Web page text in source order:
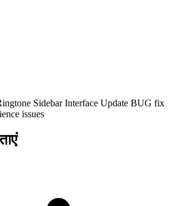
Sidebar Interface Update BUG fix
issues